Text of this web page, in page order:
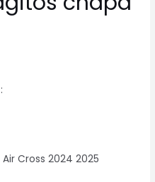
Cross 2024 2025